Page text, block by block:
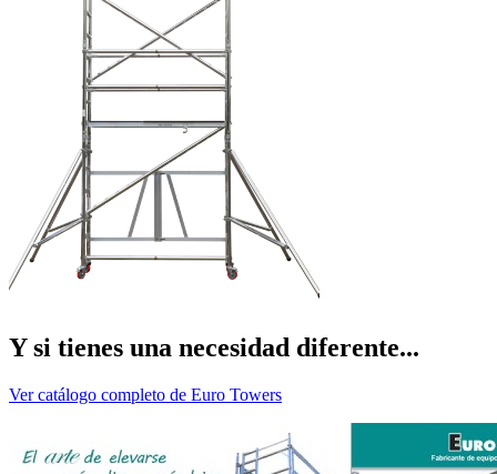
Y si tienes una necesidad diferente...
Ver catálogo completo de Euro Towers